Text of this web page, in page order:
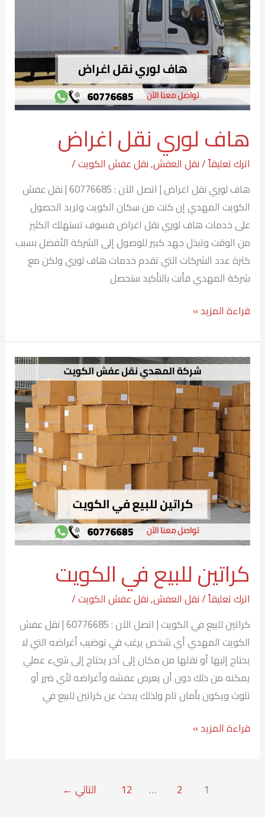
هاف لوري نقل اغراض
اترك تعليقاً/نقل العفش,نقل عفش الكويت/
هاف لوري نقل اغراض | اتصل الآن : 60776685 | نقل عفش
الكويت المهدي إن كنت من سكان الكويت وتريد الحصول
على خدمات هاف لوري نقل اغراض فسوف تستهلك الكثير
من الوقت وتبذل جهد كبير للوصول إلى الشركة الأفضل بسبب
كثرة عدد الشركات التي تقدم خدمات هاف لوري ولكن مع
شركة المهدي فأنت بالتأكيد ستحصل
قراءة المزيد »
كراتين للبيع في الكويت
اترك تعليقاً/نقل العفش,نقل عفش الكويت/
كراتين للبيع في الكويت | اتصل الآن : 60776685 | نقل عفش
الكويت المهدي أي شخص يرغب في توضيب أغراضه التي لا
يحتاج إليها أو نقلها من مكان إلى آخر يحتاج إلى شيء عملي
يمكنه من ذلك دون أن يعرض عفشه وأغراضه لأي ضرر أو
تلوث ويكون بأمان تام ولذلك يبحث عن كراتين للبيع في
كراتين
للبيع
في
الكويت
قراءة المزيد »
1
2
…
12 التالي ←